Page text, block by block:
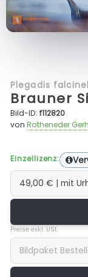
Plegadis
Brauner
Bild-ID:f112820
vonRotheneder
Einzellizenz:
Preise exkl. USt.